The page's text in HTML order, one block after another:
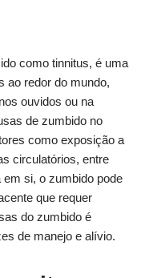
como tinnitus, é uma
ao redor do mundo,
ouvidos ou na
de zumbido no
como exposição a
circulatórios, entre
si, o zumbido pode
que requer
do zumbido é
de manejo e alívio.